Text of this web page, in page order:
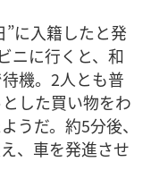
に入籍したと発
ニに行くと、和
機。2人とも普
した買い物をわ
うだ。約5分後、
、車を発進させ